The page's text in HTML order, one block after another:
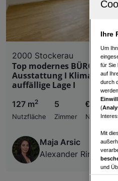
2000 Stockerau
Top modernes
Ausstattung I
auffällige Lage I
127 m2
Nutzfläche
5
Zimmer
€
Maja Arsic
Alexander
Ihre
Um
für Sie
auf
durch
(
Mit
und